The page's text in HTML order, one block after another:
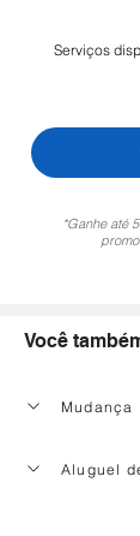
Serviços
*Ganhe até
Você
Mudança
Aluguel